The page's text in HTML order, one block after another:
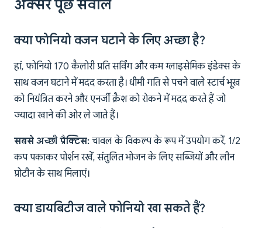
अक्सर पूछे सवाल
क्या फोनियो वजन घटाने के लिए अच्छा है?
हां, फोनियो 170 कैलोरी प्रति सर्विंग और कम ग्लाइसेमिक इंडेक्स के
साथ वजन घटाने में मदद करता है। धीमी गति से पचने वाले स्टार्च भूख
को नियंत्रित करने और एनर्जी क्रैश को रोकने में मदद करते हैं जो
ज्यादा खाने की ओर ले जाते हैं।
सबसे अच्छी प्रैक्टिस: चावल के विकल्प के रूप में उपयोग करें, 1/2
कप पकाकर पोर्शन रखें, संतुलित भोजन के लिए सब्जियों और लीन
प्रोटीन के साथ मिलाएं।
क्या डायबिटीज वाले फोनियो खा सकते हैं?